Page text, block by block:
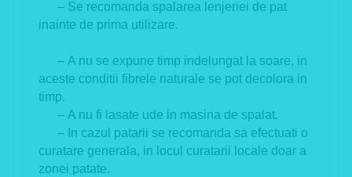
– Se recomanda spalarea lenjeriei de pat
inainte de prima utilizare.
– A nu se expune timp indelungat la soare, in
aceste conditii fibrele naturale se pot decolora in
timp.
– A nu fi lasate ude in masina de spalat.
– In cazul patarii se recomanda sa efectuati o
curatare generala, in locul curatarii locale doar a
zonei patate.